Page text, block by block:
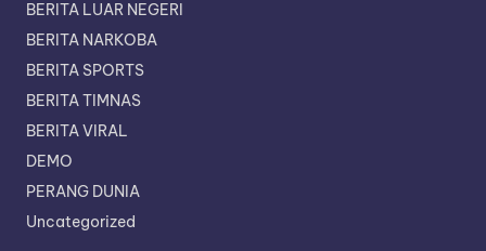
BERITA LUAR NEGERI
BERITA NARKOBA
BERITA SPORTS
BERITA TIMNAS
BERITA VIRAL
DEMO
PERANG DUNIA
Uncategorized